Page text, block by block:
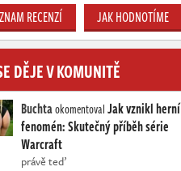
RECENZÍ JAK HODNOTÍME
DĚJE V KOMUNITĚ
BuchtaokomentovalJak vznikl herní
fenomén: Skutečný příběh série
Warcraft
právě teď